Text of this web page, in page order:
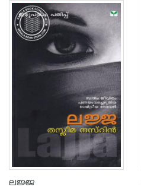
5
4
3
2
1
ലജ്ജ